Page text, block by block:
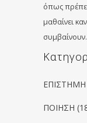
όπως
μαθαίνει
ΕΠΙΣΤΗΜΗ
ΠΟΙΗΣΗ